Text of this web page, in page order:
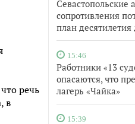
Севастопольские
сопротивления
план десятилетия
15:46
Работники «13
опасаются, что
лагерь «Чайка»
15:39
речь
в